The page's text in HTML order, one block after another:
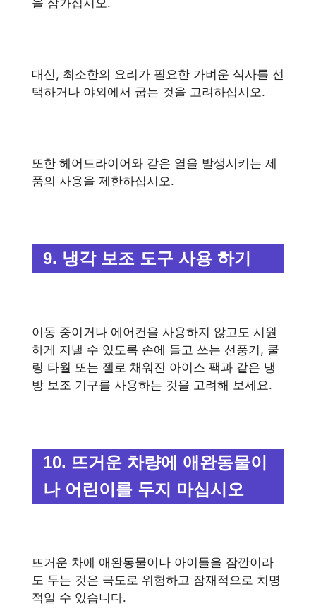
을 삼가십시오.
대신, 최소한의 요리가 필요한 가벼운 식사를 선
택하거나 야외에서 굽는 것을 고려하십시오.
또한 헤어드라이어와 같은 열을 발생시키는 제
품의 사용을 제한하십시오.
9. 냉각 보조 도구 사용 하기
이동 중이거나 에어컨을 사용하지 않고도 시원
하게 지낼 수 있도록 손에 들고 쓰는 선풍기, 쿨
링 타월 또는 젤로 채워진 아이스 팩과 같은 냉
방 보조 기구를 사용하는 것을 고려해 보세요.
10. 뜨거운 차량에 애완동물이
나 어린이를 두지 마십시오
뜨거운 차에 애완동물이나 아이들을 잠깐이라
도 두는 것은 극도로 위험하고 잠재적으로 치명
적일 수 있습니다.